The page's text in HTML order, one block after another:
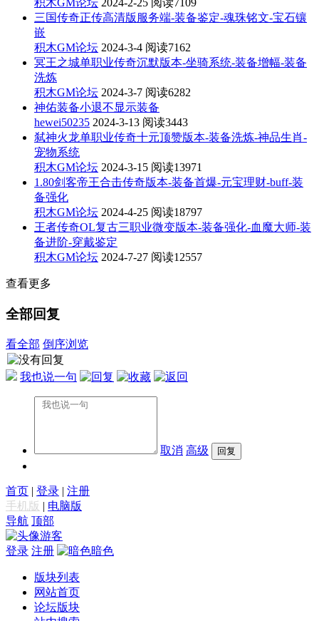
积木GM论坛 2024-2-25 阅读7109
三国传奇正传高清版服务端-装备鉴定-魂珠铭文-宝石镶
嵌
积木GM论坛 2024-3-4 阅读7162
冥王之城单职业传奇沉默版本-坐骑系统-装备增幅-装备
洗炼
积木GM论坛 2024-3-7 阅读6282
神佑装备小退不显示装备
hewei50235 2024-3-13 阅读3443
弑神火龙单职业传奇十元顶赞版本-装备洗炼-神品生肖-
宠物系统
积木GM论坛 2024-3-15 阅读13971
1.80剑客帝王合击传奇版本-装备首爆-元宝理财-buff-装
备强化
积木GM论坛 2024-4-25 阅读18797
王者传奇OL复古三职业微变版本-装备强化-血魔大师-装
备进阶-穿戴鉴定
积木GM论坛 2024-7-27 阅读12557
查看更多
全部回复
看全部 倒序浏览
我也说一句
取消 高级
首页 | 登录 | 注册
手机版 | 电脑版
导航 顶部
游客
登录 注册 暗色
版块列表
网站首页
论坛版块